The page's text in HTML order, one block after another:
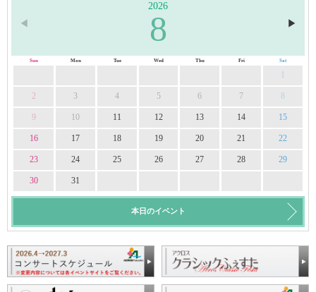
◀︎
2026
8 ▶︎
Sun Mon Tue Wed Thu Fri Sat
1
2 3 4 5 6 7 8
9 10 11 12 13 14 15
16 17 18 19 20 21 22
23 24 25 26 27 28 29
30 31
本日のイベント